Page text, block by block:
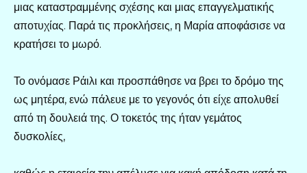
μιας καταστραμμένης σχέσης και μιας επαγγελματικής
αποτυχίας. Παρά τις προκλήσεις, η Μαρία αποφάσισε να
κρατήσει το μωρό.
Το ονόμασε Ράιλι και προσπάθησε να βρει το δρόμο της
ως μητέρα, ενώ πάλευε με το γεγονός ότι είχε απολυθεί
από τη δουλειά της. Ο τοκετός της ήταν γεμάτος
δυσκολίες,